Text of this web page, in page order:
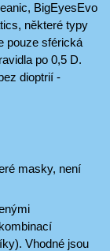
BigEyesEvo
některé typy
pouze sférická
po 0,5 D.
dioptrií -
masky, není
Vhodné jsou